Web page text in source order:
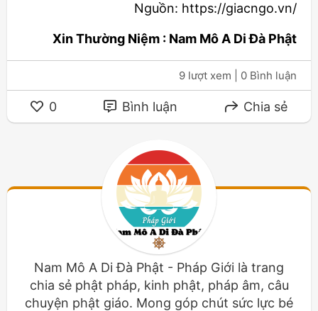
Nguồn: https://giacngo.vn/
Xin Thường Niệm : Nam Mô A Di Đà Phật
9 lượt xem | 0 Bình luận
0 Bình luận Chia sẻ
Nam Mô A Di Đà Phật - Pháp Giới là trang
chia sẻ phật pháp, kinh phật, pháp âm, câu
chuyện phật giáo. Mong góp chút sức lực bé